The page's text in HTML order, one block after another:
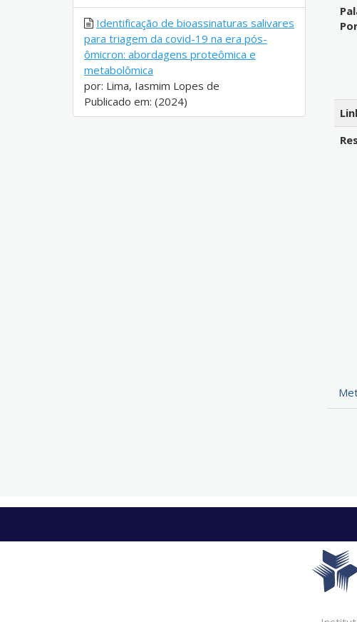
Identificação de bioassinaturas salivares
para triagem da covid-19 na era pós-
ômicron: abordagens proteômica e
metabolômica
por: Lima, Iasmim Lopes de
Publicado em: (2024)